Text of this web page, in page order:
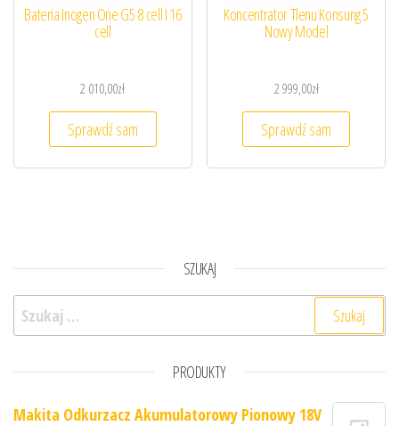
Bateria Inogen One G5 8 cell I 16
cell
2 010,00zł
Sprawdź sam
Koncentrator Tlenu Konsung 5
Nowy Model
2 999,00zł
Sprawdź sam
SZUKAJ
Szukaj:
PRODUKTY
Makita Odkurzacz Akumulatorowy Pionowy 18V